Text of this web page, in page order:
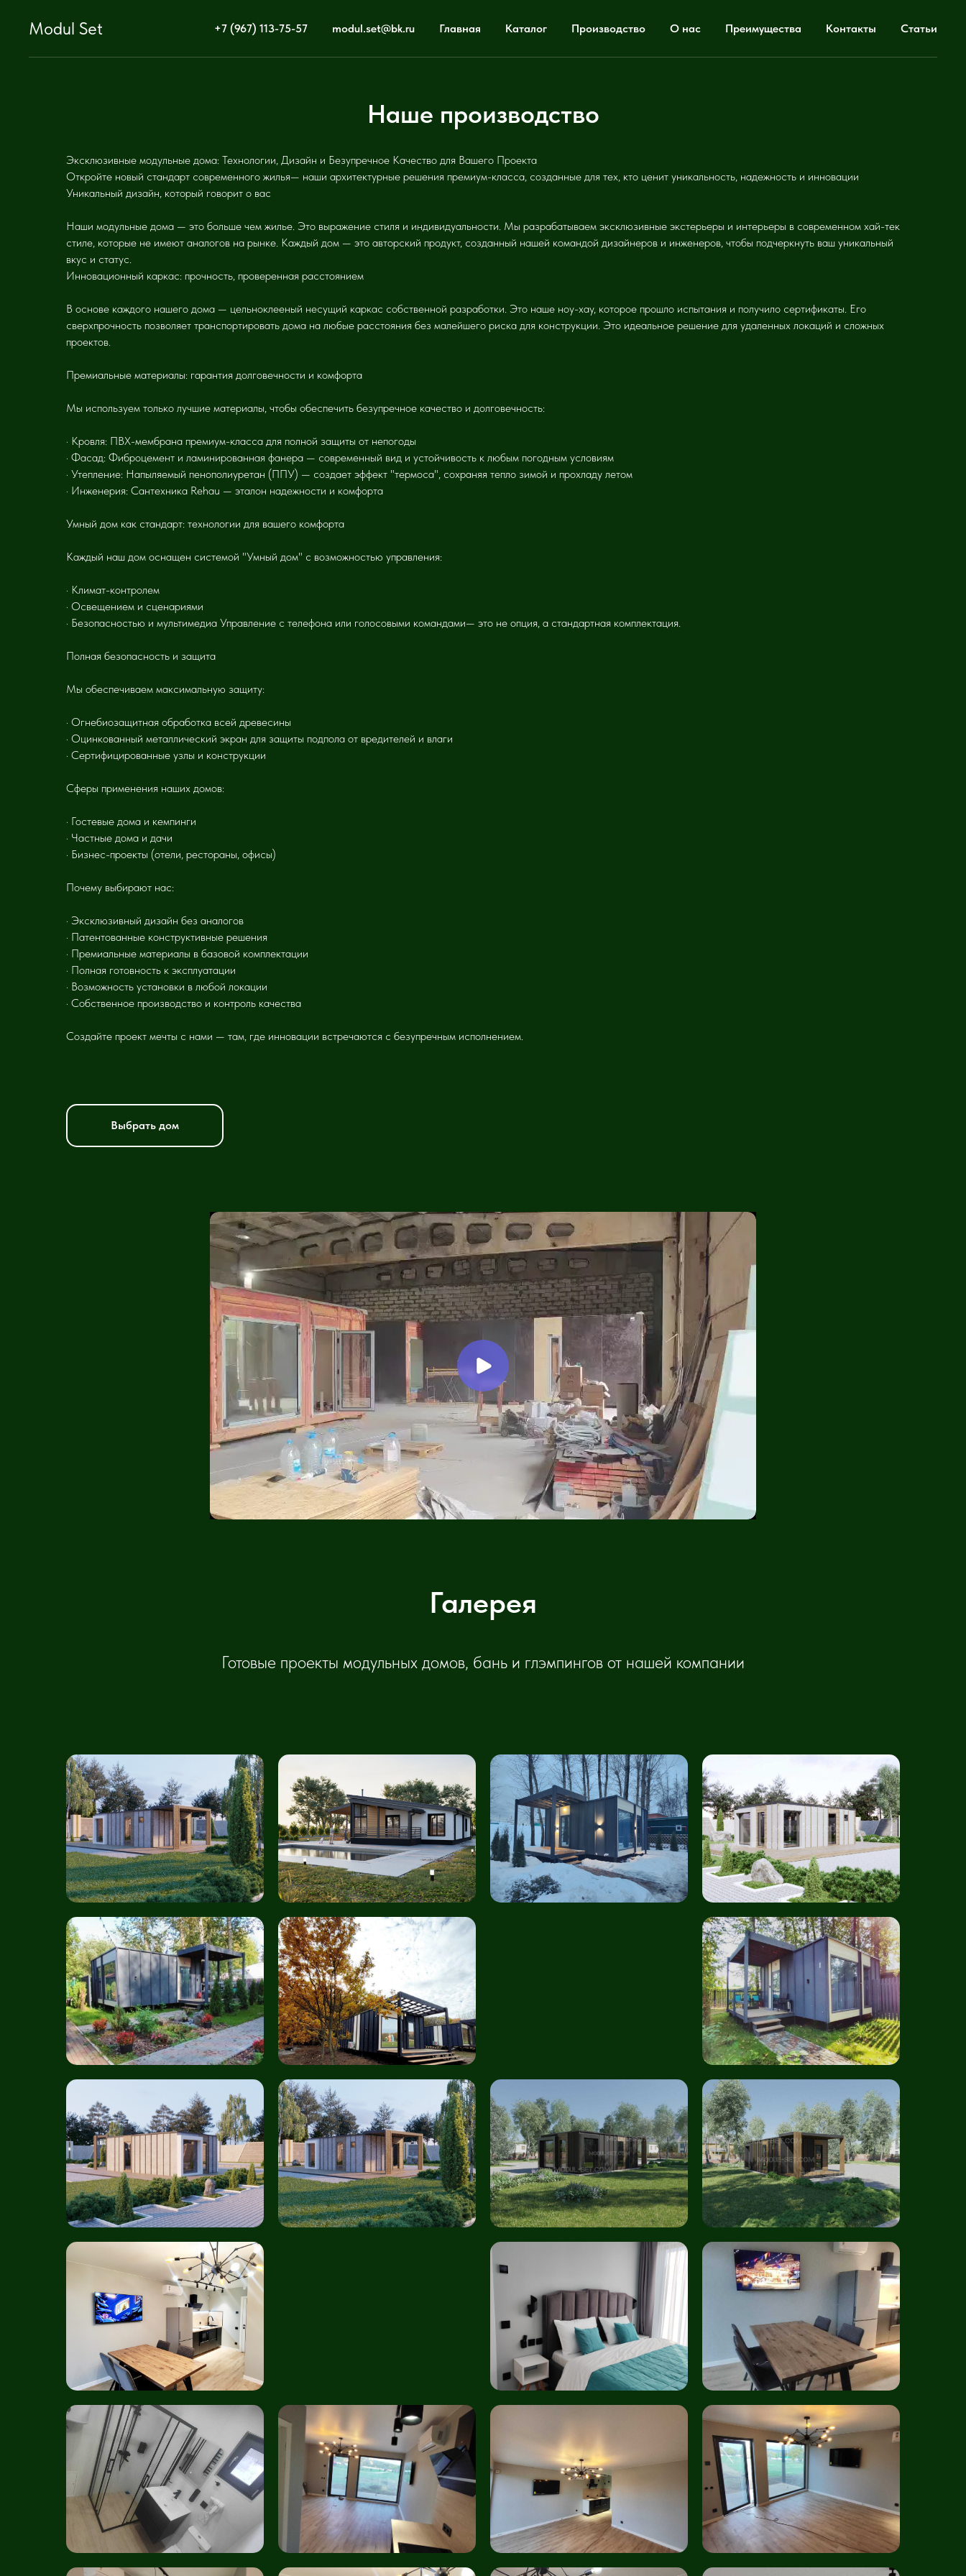
Modul Set +7 (967) 113-75-57 modul.set@bk.ru Главная Каталог Производство О нас Преимущества Контакты Статьи
Наше производство
Эксклюзивные модульные дома: Технологии, Дизайн и Безупречное Качество для Вашего Проекта
Откройте новый стандарт современного жилья— наши архитектурные решения премиум-класса, созданные для тех, кто ценит уникальность, надежность и инновации
Уникальный дизайн, который говорит о вас
Наши модульные дома — это больше чем жилье. Это выражение стиля и индивидуальности. Мы разрабатываем эксклюзивные экстерьеры и интерьеры в современном хай-тек
стиле, которые не имеют аналогов на рынке. Каждый дом — это авторский продукт, созданный нашей командой дизайнеров и инженеров, чтобы подчеркнуть ваш уникальный
вкус и статус.
Инновационный каркас: прочность, проверенная расстоянием
В основе каждого нашего дома — цельноклееный несущий каркас собственной разработки. Это наше ноу-хау, которое прошло испытания и получило сертификаты. Его
сверхпрочность позволяет транспортировать дома на любые расстояния без малейшего риска для конструкции. Это идеальное решение для удаленных локаций и сложных
проектов.
Премиальные материалы: гарантия долговечности и комфорта
Мы используем только лучшие материалы, чтобы обеспечить безупречное качество и долговечность:
· Кровля: ПВХ-мембрана премиум-класса для полной защиты от непогоды
· Фасад: Фиброцемент и ламинированная фанера — современный вид и устойчивость к любым погодным условиям
· Утепление: Напыляемый пенополиуретан (ППУ) — создает эффект "термоса", сохраняя тепло зимой и прохладу летом
· Инженерия: Сантехника Rehau — эталон надежности и комфорта
Умный дом как стандарт: технологии для вашего комфорта
Каждый наш дом оснащен системой "Умный дом" с возможностью управления:
· Климат-контролем
· Освещением и сценариями
· Безопасностью и мультимедиа Управление с телефона или голосовыми командами— это не опция, а стандартная комплектация.
Полная безопасность и защита
Мы обеспечиваем максимальную защиту:
· Огнебиозащитная обработка всей древесины
· Оцинкованный металлический экран для защиты подпола от вредителей и влаги
· Сертифицированные узлы и конструкции
Сферы применения наших домов:
· Гостевые дома и кемпинги
· Частные дома и дачи
· Бизнес-проекты (отели, рестораны, офисы)
Почему выбирают нас:
· Эксклюзивный дизайн без аналогов
· Патентованные конструктивные решения
· Премиальные материалы в базовой комплектации
· Полная готовность к эксплуатации
· Возможность установки в любой локации
· Собственное производство и контроль качества
Создайте проект мечты с нами — там, где инновации встречаются с безупречным исполнением.
Выбрать дом
Галерея
Готовые проекты модульных домов, бань и глэмпингов от нашей компании